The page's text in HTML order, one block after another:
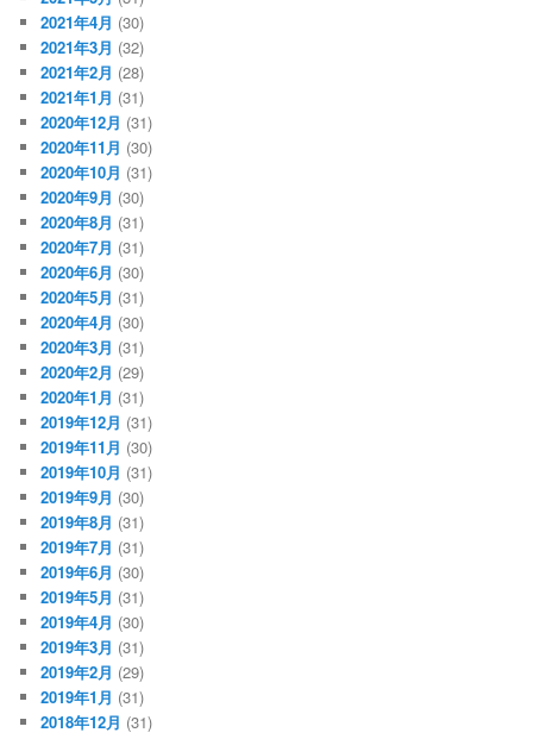
2021年4月 (30)
2021年3月 (32)
2021年2月 (28)
2021年1月 (31)
2020年12月 (31)
2020年11月 (30)
2020年10月 (31)
2020年9月 (30)
2020年8月 (31)
2020年7月 (31)
2020年6月 (30)
2020年5月 (31)
2020年4月 (30)
2020年3月 (31)
2020年2月 (29)
2020年1月 (31)
2019年12月 (31)
2019年11月 (30)
2019年10月 (31)
2019年9月 (30)
2019年8月 (31)
2019年7月 (31)
2019年6月 (30)
2019年5月 (31)
2019年4月 (30)
2019年3月 (31)
2019年2月 (29)
2019年1月 (31)
2018年12月 (31)